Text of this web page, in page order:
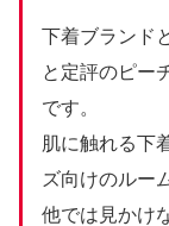
下着ブランド
と定評のピー
です。
肌に触れる下
ズ向けのルー
他では見かけ